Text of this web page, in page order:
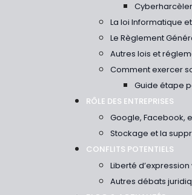
La loi Informatique
Le Règlement
Autres lois et
Comment exercer
Guide étape
RÔLE DES ENTREPRISES
Google, Facebook,
Stockage et la
CONFLITS POTENTIELS
Liberté d’expression
Autres débats